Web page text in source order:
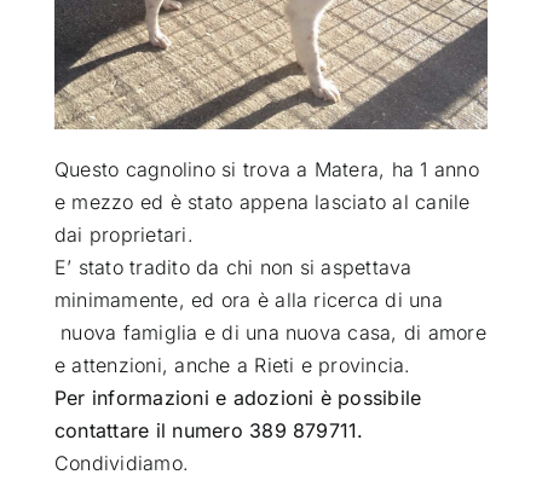
CHI SIAMO
RUBRICHE
SEMPRE CON ME
Questo cagnolino si trova a Matera, ha 1 anno
e mezzo ed è stato appena lasciato al canile
dai proprietari.
E’ stato tradito da chi non si aspettava
minimamente, ed ora è alla ricerca di una
nuova famiglia e di una nuova casa, di amore
e attenzioni, anche a Rieti e provincia.
Per informazioni e adozioni è possibile
contattare il numero 389 879711.
Condividiamo.